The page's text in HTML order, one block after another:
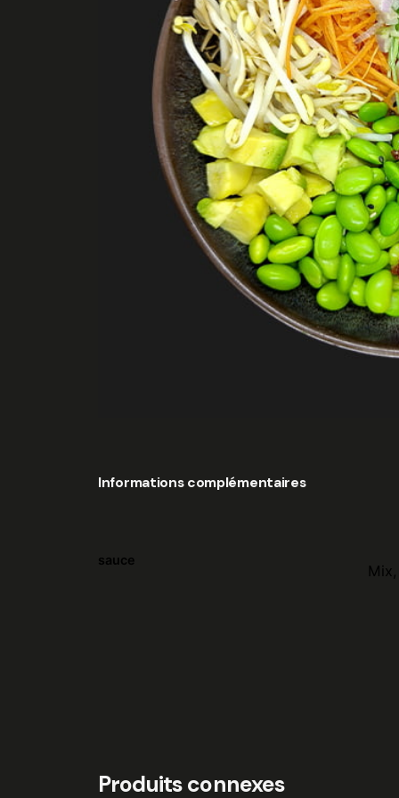
Informations complémentaires
sauce
Produits connexes